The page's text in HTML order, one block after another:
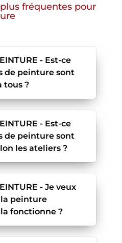
fréquentes pour
- Est-ce
de peinture sont
tous ?
- Est-ce
de peinture sont
les ateliers ?
- Je veux
peinture
fonctionne ?